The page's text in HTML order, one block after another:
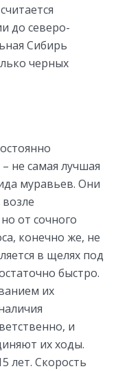
до северо-
Сибирь
черных
не самая лучшая
муравьев. Они
от сочного
конечно же, не
в щелях под
быстро.
их
и
их ходы.
лет. Скорость